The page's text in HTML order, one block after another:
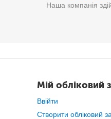
Наша компанія
Мій обліковий
Ввійти
Створити обліковий